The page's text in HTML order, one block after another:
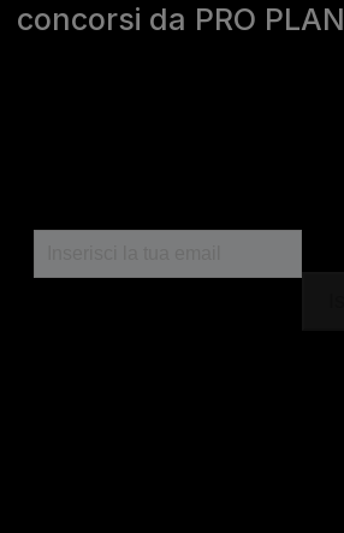
concorsi da PRO PLAN
Seguici